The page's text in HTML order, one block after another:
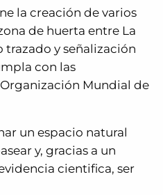
la creación de varios
de huerta entre La
trazado y señalización
con las
Mundial de
un espacio natural
y, gracias a un
cientifica, ser